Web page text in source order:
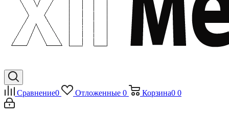
Сравнение0 Отложенные 0 Корзина0 0